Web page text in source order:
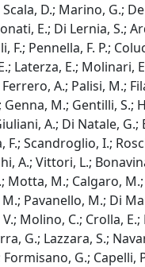
D.; Marino, G.;
E.; Di Lernia, S.;
Pennella, F. P.;
E.; Molinari,
A.; Palisi, M.;
M.; Gentilli,
A.; Di Natale,
Scandroglio, I.;
A.; Vittori, L.;
M.; Calgaro,
Pavanello, M.; Di
Molino, C.; Crolla,
G.; Lazzara, S.;
G.;